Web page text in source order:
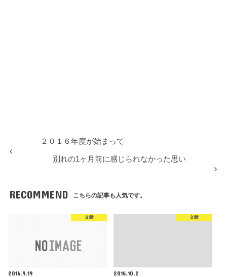
２０１６年度が始まって
別れの1ヶ月前に感じられなかった思い
RECOMMEND こちらの記事も人気です。
文献
2016.9.19
文献
2016.10.2